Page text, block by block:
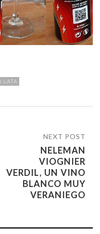
LATA
NEXT POST
NELEMAN
VIOGNIER
VERDIL, UN VINO
BLANCO MUY
VERANIEGO